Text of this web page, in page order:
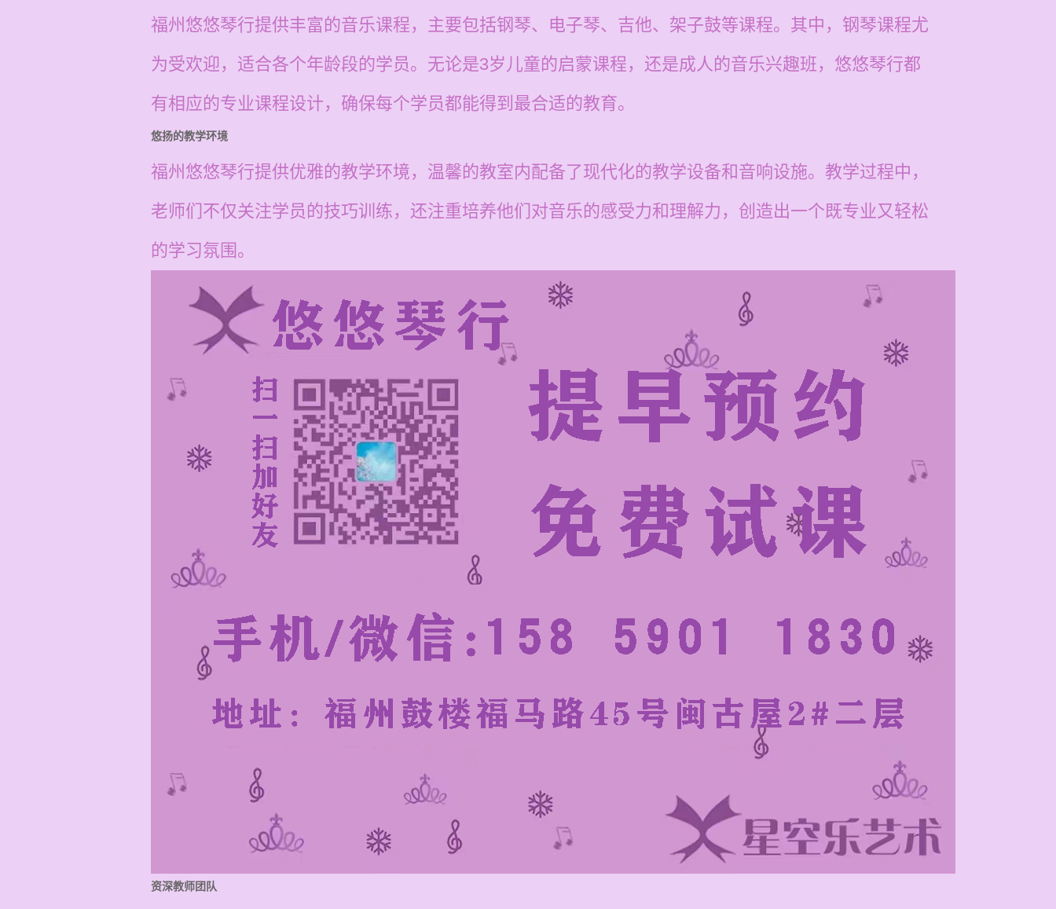
福州悠悠琴行提供丰富的音乐课程，主要包括钢琴、电子琴、吉他、架子鼓等课程。其中，钢琴课程尤
为受欢迎，适合各个年龄段的学员。无论是3岁儿童的启蒙课程，还是成人的音乐兴趣班，悠悠琴行都
有相应的专业课程设计，确保每个学员都能得到最合适的教育。
悠扬的教学环境
福州悠悠琴行提供优雅的教学环境，温馨的教室内配备了现代化的教学设备和音响设施。教学过程中，
老师们不仅关注学员的技巧训练，还注重培养他们对音乐的感受力和理解力，创造出一个既专业又轻松
的学习氛围。
资深教师团队